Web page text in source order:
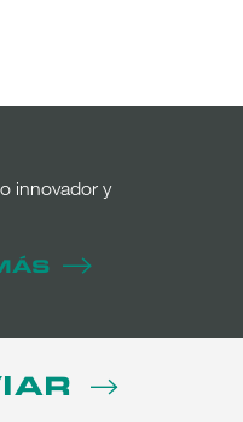
innovador y